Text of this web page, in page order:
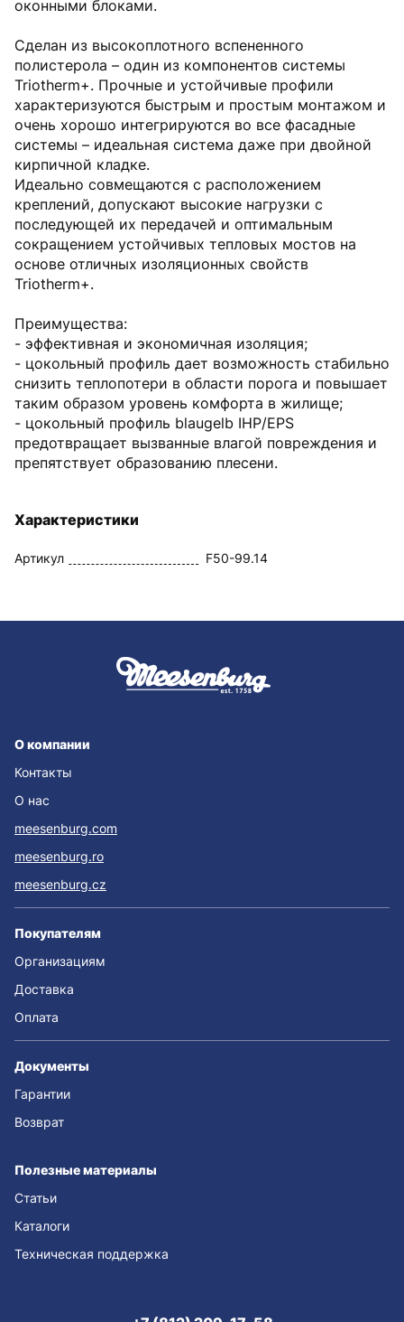
оконными блоками.
Сделан из высокоплотного вспененного
полистерола – один из компонентов системы
Triotherm+. Прочные и устойчивые профили
характеризуются быстрым и простым монтажом и
очень хорошо интегрируются во все фасадные
системы – идеальная система даже при двойной
кирпичной кладке.
Идеально совмещаются с расположением
креплений, допускают высокие нагрузки с
последующей их передачей и оптимальным
сокращением устойчивых тепловых мостов на
основе отличных изоляционных свойств
Triotherm+.
Преимущества:
- эффективная и экономичная изоляция;
- цокольный профиль дает возможность стабильно
снизить теплопотери в области порога и повышает
таким образом уровень комфорта в жилище;
- цокольный профиль blaugelb IHP/EPS
предотвращает вызванные влагой повреждения и
препятствует образованию плесени.
Характеристики
Артикул F50-99.14
О компании
Контакты
О нас
meesenburg.com
meesenburg.ro
meesenburg.cz
Покупателям
Организациям
Доставка
Оплата
Документы
Гарантии
Возврат
Полезные материалы
Статьи
Каталоги
Техническая поддержка